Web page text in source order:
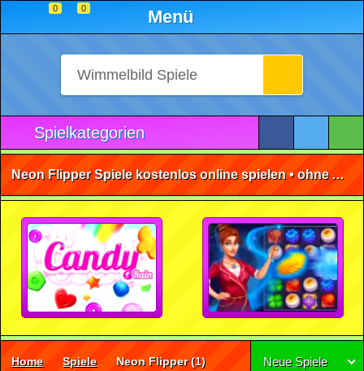
0 0 Menü
Spielkategorien
Neon Flipper Spiele kostenlos online spielen • ohne Anmeldung 🕹️
Home Spiele Neon Flipper(1) Neue Spiele